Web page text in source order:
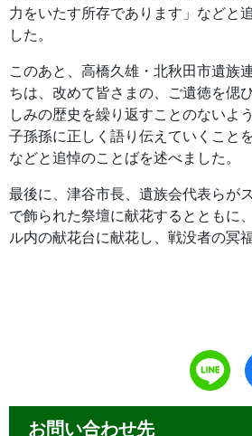
力をいたす所存であります」などと
した。
このあと、高橋久雄・北秋田市遺族
ちは、改めて皆さまの、ご遺徳を偲
しみの歴史を繰り返すことのないよ
子孫孫に正しく語り伝えていくこと
などと追悼のことばを述べました。
最後に、津谷市長、遺族会代表らが
で飾られた祭壇に献花するとともに
ル内の献花台に献花し、戦没者の冥
お問い合わせ先